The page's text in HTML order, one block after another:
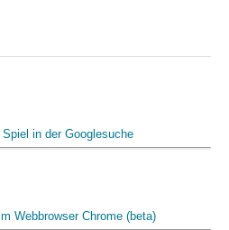
in der Googlesuche
Webbrowser Chrome (beta)